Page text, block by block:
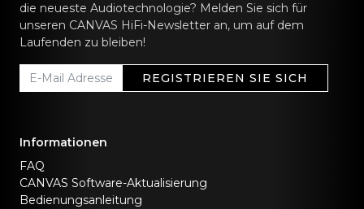
die neueste Audiotechnologie? Melden Sie sich für
unseren CANVAS HiFi-Newsletter an, um auf dem
Laufenden zu bleiben!
REGISTRIEREN SIE SICH
Informationen
FAQ
CANVAS Software-Aktualisierung
Bedienungsanleitung